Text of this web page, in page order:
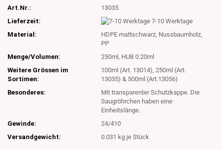
Art.Nr.:
13035
Lieferzeit:
7-10 Werktage
Material:
HDPE mattschwarz, Nussbaumholz,
PP
Menge/Volumen:
250ml, HUB 0.20ml
Weitere Grössen im
Sortimen:
100ml (Art. 13014), 250ml (Art.
13035) & 500ml (Art.13056)
Besonderes:
Mit transparenter Schutzkappe. Die
Saugröhrchen haben eine
Einheitslänge.
Gewinde:
24/410
Versandgewicht:
0.031 kg je Stück